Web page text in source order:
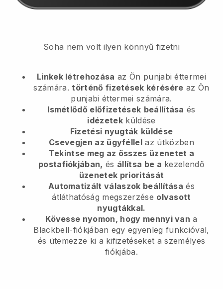
Soha nem volt ilyen könnyű fizetni
Linkek létrehozása az Ön punjabi éttermei
számára. történő fizetések kérésére az Ön
punjabi éttermei számára.
Ismétlődő előfizetések beállítása és
idézetek küldése
Fizetési nyugták küldése
Csevegjen az ügyféllel az útközben
Tekintse meg az összes üzenetet a
postafiókjában, és állítsa be a kezelendő
üzenetek prioritását
Automatizált válaszok beállítása és
átláthatóság megszerzése olvasott
nyugtákkal.
Kövesse nyomon, hogy mennyi van a
Blackbell-fiókjában egy egyenleg funkcióval,
és ütemezze ki a kifizetéseket a személyes
fiókjába.